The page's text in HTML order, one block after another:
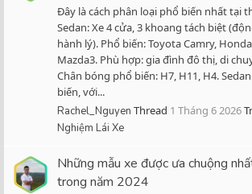
Đây là cách phân loại phổ biến nhất tại
Sedan: Xe 4 cửa, 3 khoang tách biệt
hành lý). Phổ biến: Toyota Camry,
Mazda3. Phù hợp: gia đình đô thị, di
Chân bóng phổ biến: H7, H11, H4.
biến, với...
Rachel_Nguyen Thread 1 Tháng 6 2026
Nghiệm Lái Xe
Những mẫu xe được ưa chuộng
trong năm 2024